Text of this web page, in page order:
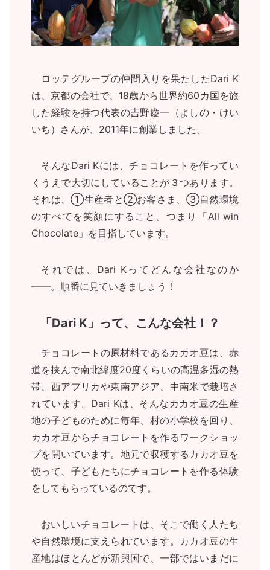
ロッテグループの仲間入りを果たしたDari K
は、京都の会社で、18歳から世界約60カ国を旅
した経験を持つ代表の吉野慶一（よしの・けい
いち）さんが、2011年に創業しました。
そんなDari Kには、チョコレートを作ってい
くうえで大切にしていることが３つあります。
それは、①生産者と②お客さま、③自然環境
のすべてを笑顔にすること。つまり「All win
Chocolate」を目指しています。
それでは、Dari Kってどんな会社なのか
――。順番に見ていきましょう！
「Dari K」って、こんな会社！？
チョコレートの原材料であるカカオ豆は、赤
道を挟んで南北緯度20度くらいの高温多湿の熱
帯、西アフリカや東南アジア、中南米で栽培さ
れています。Dari Kは、そんなカカオ豆の生産
地の子どものために毎年、村の小学校を回り、
カカオ豆からチョコレートを作るワークショッ
プを開いています。地元で収穫するカカオ豆を
使って、子どもたちにチョコレートを作る体験
をしてもらっているのです。
おいしいチョコレートは、そこで働く人たち
や自然環境に支えられています。カカオ豆の生
産地はほとんどが新興国で、一部ではいまだに